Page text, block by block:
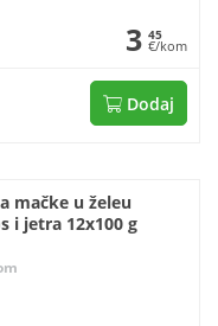
3 45
€/kom
Dodaj
mačke u želeu
i jetra 12x100 g